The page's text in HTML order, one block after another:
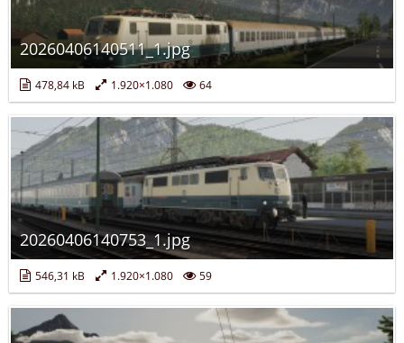
20260406140511_1.jpg
478,84 kB 1.920×1.080 64
20260406140753_1.jpg
546,31 kB 1.920×1.080 59